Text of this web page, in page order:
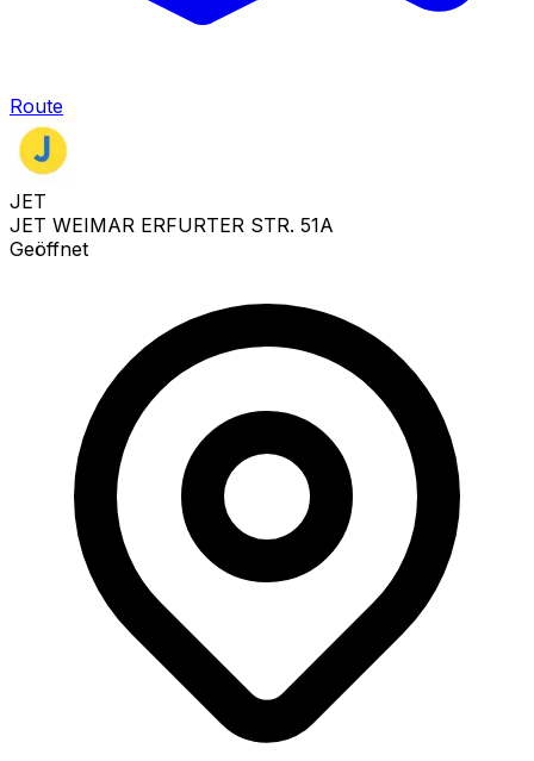
Route
JET
JET WEIMAR ERFURTER STR. 51A
Geöffnet